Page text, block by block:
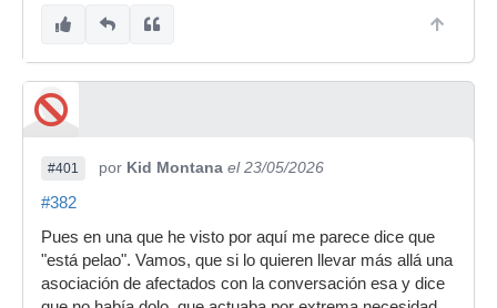
#401 por Kid Montana el 23/05/2026
#382
Pues en una que he visto por aquí me parece dice que
"está pelao". Vamos, que si lo quieren llevar más allá una
asociación de afectados con la conversación esa y dice